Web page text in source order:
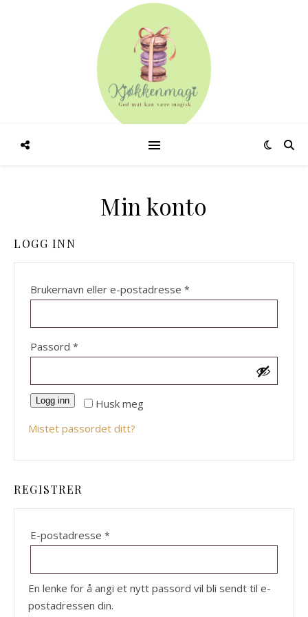
Min konto
LOGG INN
Brukernavn eller e-postadresse *
Passord *
Husk meg
Logg inn
Mistet passordet ditt?
REGISTRER
E-postadresse *
En lenke for å angi et nytt passord vil bli sendt til e-
postadressen din.